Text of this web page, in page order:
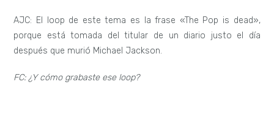
AJC: El loop de este tema es la frase «The Pop is dead»,
porque está tomada del titular de un diario justo el día
después que murió Michael Jackson.
FC: ¿Y cómo grabaste ese loop?